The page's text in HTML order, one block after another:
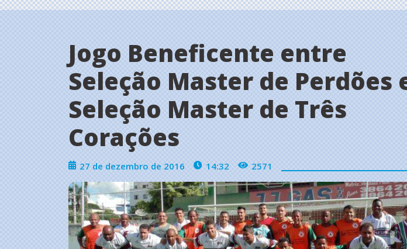
Jogo Beneficente entre
Seleção Master de Perdões
Seleção Master de Três
Corações
27 de dezembro de 2016 14:32 2571